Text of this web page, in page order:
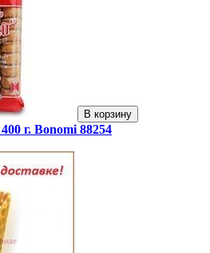
В корзину
г. Bonomi 88254